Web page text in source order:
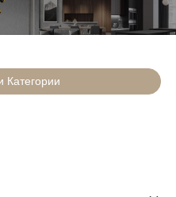
и Категории